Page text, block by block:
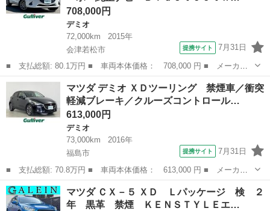
708,000円
デミオ
72,000km
2015年
会津若松市
提携サイト 7月31日
■ 支払総額: 80.1万円 ■ 車両本体価格： 708,000 円 ■ メーカー
名： マツダ ■ 車種名： デミオ ■ グレード名： ＸＤ ４Ｗ
Ｄ ディーゼル ターボ 純正ナビ Ｂｌｕｅｔｏｏｔｈ スマート
シィティブレー...
福島 会津若松市 デミオ
マツダ デミオ ＸＤツーリング 禁煙車／衝突
軽減ブレーキ／クルーズコントロール…
613,000円
デミオ
73,000km
2016年
福島市
提携サイト 7月31日
■ 支払総額: 70.8万円 ■ 車両本体価格： 613,000 円 ■ メーカー
名： マツダ ■ 車種名： デミオ ■ グレード名： ＸＤツーリン
グ 禁煙車／衝突軽減ブレーキ／クルーズコントロール／純正ナビ／
Ｂｌｕｅｔｏ...
福島 福島市 デミオ
マツダ ＣＸ－５ ＸＤ Ｌパッケージ 検 ２
年 黒革 禁煙 ＫＥＮＳＴＹＬＥエ…